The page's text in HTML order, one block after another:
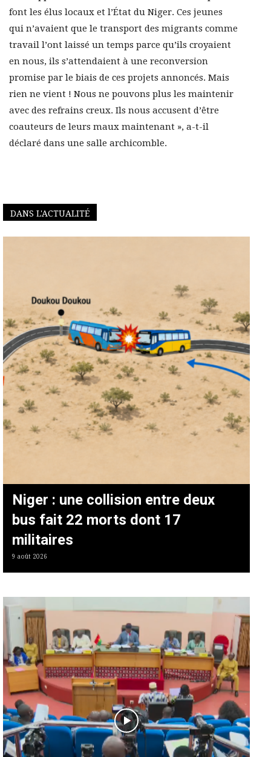
font les élus locaux et l’État du Niger. Ces jeunes
qui n’avaient que le transport des migrants comme
travail l’ont laissé un temps parce qu’ils croyaient
en nous, ils s’attendaient à une reconversion
promise par le biais de ces projets annoncés. Mais
rien ne vient ! Nous ne pouvons plus les maintenir
avec des refrains creux. Ils nous accusent d’être
coauteurs de leurs maux maintenant », a-t-il
déclaré dans une salle archicomble.
DANS L'ACTUALITÉ
Niger : une collision entre deux
bus fait 22 morts dont 17
militaires
9 août 2026